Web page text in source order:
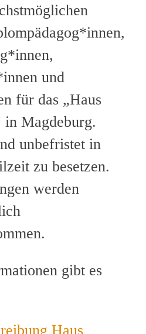
und
für das „Haus
in Magdeburg.
unbefristet in
zu besetzen.
werden
gibt es
Haus